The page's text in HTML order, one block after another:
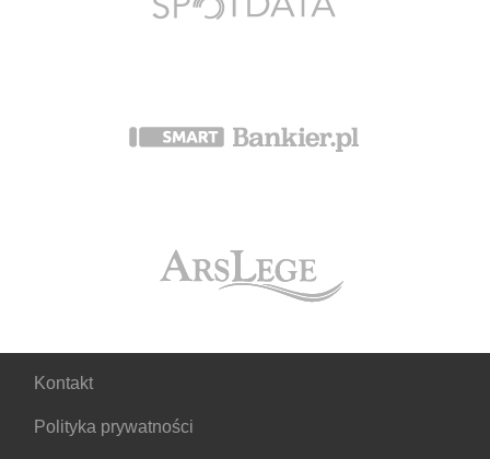
Kontakt
Polityka prywatności